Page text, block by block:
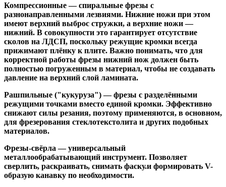
Компрессионные— спиральные фрезы с
разнонаправленными лезвиями. Нижние ножи при этом
имеют верхний выброс стружки, а верхние ножи —
нижний. В совокупности это гарантирует отсутствие
сколов на ЛДСП, поскольку режущие кромки всегда
прижимают плёнку к плите. Важно понимать, что для
корректной работы фрезы нижний нож должен быть
полностью погруженным в материал, чтобы не создавать
давление на верхний слой ламината.
Рашпильные ("кукуруза")— фрезы с разделёнными
режущими точками вместо единой кромки. Эффективно
снижают силы резания, поэтому применяются, в основном,
для фрезерования стеклотекстолита и других подобных
материалов.
Фрезы-свёрла — универсальный
металлообрабатывающий инструмент. Позволяет
сверлить, раскраивать, снимать фаску.и формировать V-
образую канавку по необходимости.